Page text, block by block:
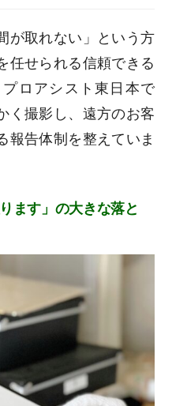
が取れない」という方
任せられる信頼できる
ロアシスト東日本で
く撮影し、遠方のお客
報告体制を整えていま
ます」の大きな落と